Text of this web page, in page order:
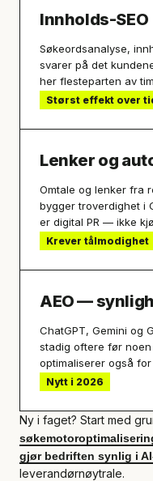
Innholds-SEO
Søkeordsanalyse,
svarer på det
her flesteparten av
Størst effekt over
Lenker og
Omtale og lenker fra
bygger troverdighet i
er digital PR — ikke
Krever tålmodighet
AEO —
ChatGPT, Gemini og
stadig oftere før noen
optimaliserer også
Nytt i 2026
Ny i faget? Start med
gjør bedriften synlig i
leverandørnøytrale.